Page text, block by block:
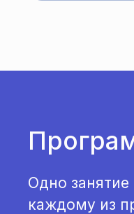
Одно
каждому из